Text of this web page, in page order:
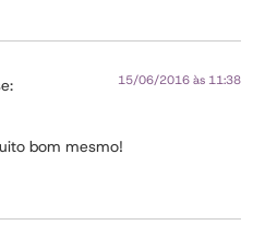
15/06/2016 às 11:38
bom mesmo!